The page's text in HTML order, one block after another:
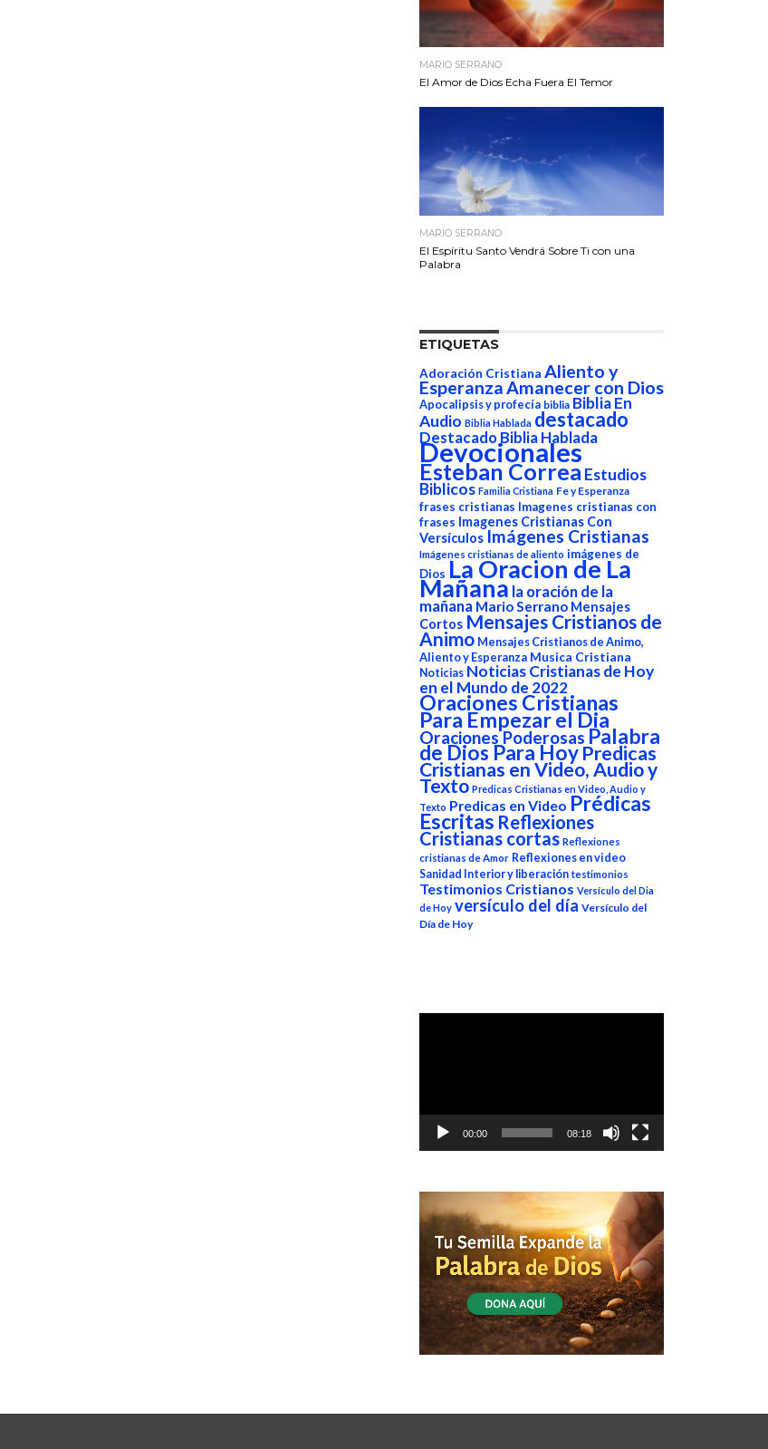
MARIO SERRANO
El Amor de Dios Echa Fuera El Temor
MARIO SERRANO
El Espíritu Santo Vendrá Sobre Ti con una
Palabra
ETIQUETAS
Adoración Cristiana Aliento y
EsperanzaAmanecer con Dios
Apocalipsis y profecía biblia Biblia En
Audio Biblia Hablada destacado
Destacado Biblia Hablada
Devocionales
Esteban Correa Estudios
Biblicos Familia Cristiana Fe y Esperanza
frases cristianas Imagenes cristianas con
frases Imagenes Cristianas Con
Versículos Imágenes Cristianas
Imágenes cristianas de aliento imágenes de
Dios La Oracion de La
Mañana la oración de la
mañana Mario Serrano Mensajes
Cortos Mensajes Cristianos de
Animo Mensajes Cristianos de Animo,
Aliento y Esperanza Musica Cristiana
Noticias Noticias Cristianas de Hoy
en el Mundo de 2022
Oraciones Cristianas
Para Empezar el Dia
Oraciones Poderosas Palabra
de Dios Para HoyPredicas
Cristianas en Video, Audio y
Texto Predicas Cristianas en Video, Audio y
Texto Predicas en Video Prédicas
Escritas Reflexiones
Cristianas cortas Reflexiones
cristianas de Amor Reflexiones en video
Sanidad Interior y liberación testimonios
Testimonios Cristianos Versículo del Dia
de Hoy versículo del día Versículo del
Día de Hoy
Reproductor
00:00 08:18